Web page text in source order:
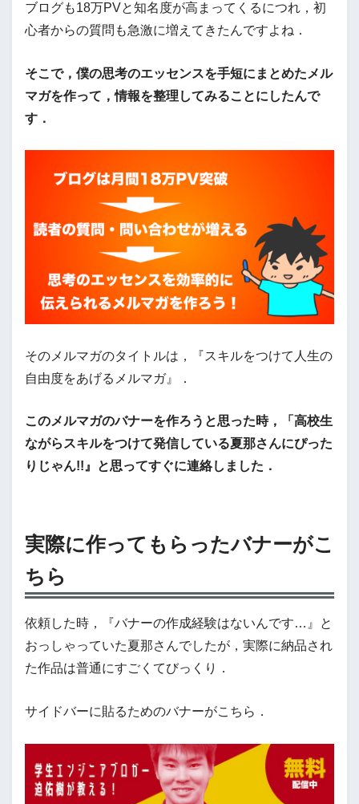
ブログも18万PVと知名度が高まってくるにつれ，初
心者からの質問も急激に増えてきたんですよね．
そこで，僕の思考のエッセンスを手短にまとめたメル
マガを作って，情報を整理してみることにしたんで
す．
そのメルマガのタイトルは，『スキルをつけて人生の
自由度をあげるメルマガ』．
このメルマガのバナーを作ろうと思った時，「高校生
ながらスキルをつけて発信している夏那さんにぴった
りじゃん!!』と思ってすぐに連絡しました．
実際に作ってもらったバナーがこ
ちら
依頼した時，『バナーの作成経験はないんです…』と
おっしゃっていた夏那さんでしたが，実際に納品され
た作品は普通にすごくてびっくり．
サイドバーに貼るためのバナーがこちら．